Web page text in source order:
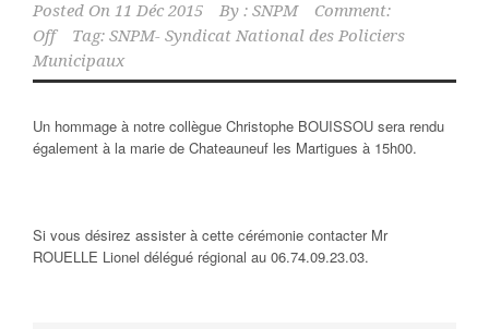
Posted On 11 Déc 2015 By : SNPM
Comment:
Off
Tag: SNPM- Syndicat National des Policiers
Municipaux
Un hommage à notre collègue Christophe BOUISSOU sera rendu
également à la marie de Chateauneuf les Martigues à 15h00.
Si vous désirez assister à cette cérémonie contacter Mr
ROUELLE Lionel délégué régional au 06.74.09.23.03.